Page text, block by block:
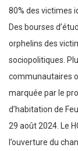
80% des victimes
Des bourses
orphelins des
sociopolitiques.
communautaires
marquée par le
d’habitation de
29 août 2024. Le
l’ouverture du